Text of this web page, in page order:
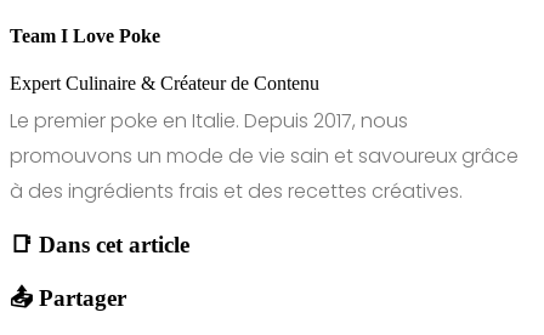
Team I Love Poke
Expert Culinaire & Créateur de Contenu
Le premier poke en Italie. Depuis 2017, nous
promouvons un mode de vie sain et savoureux grâce
à des ingrédients frais et des recettes créatives.
📑 Dans cet article
📤 Partager